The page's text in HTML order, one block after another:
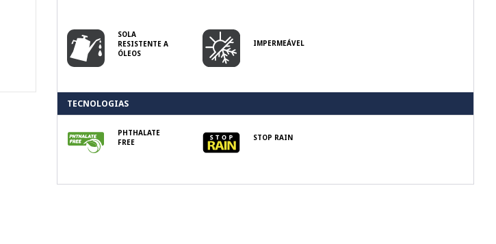
SOLA
RESISTENTE A
ÓLEOS
IMPERMEÁVEL
TECNOLOGIAS
PHTHALATE
FREE
STOP RAIN